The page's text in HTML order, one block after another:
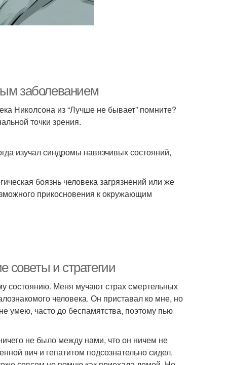
заболеванием
Николсона из “Лучше не бывает” помните?
точки зрения.
изучал синдромы навязчивых состояний,
боязнь человека загрязнений или же
прикосновения к окружающим
советы и стратегии
состоянию. Меня мучают страх смертельных
человека. Он приставал ко мне, но
умею, часто до беспамятства, поэтому пью
не было между нами, что он ничем не
вич и гепатитом подсознательно сидел.